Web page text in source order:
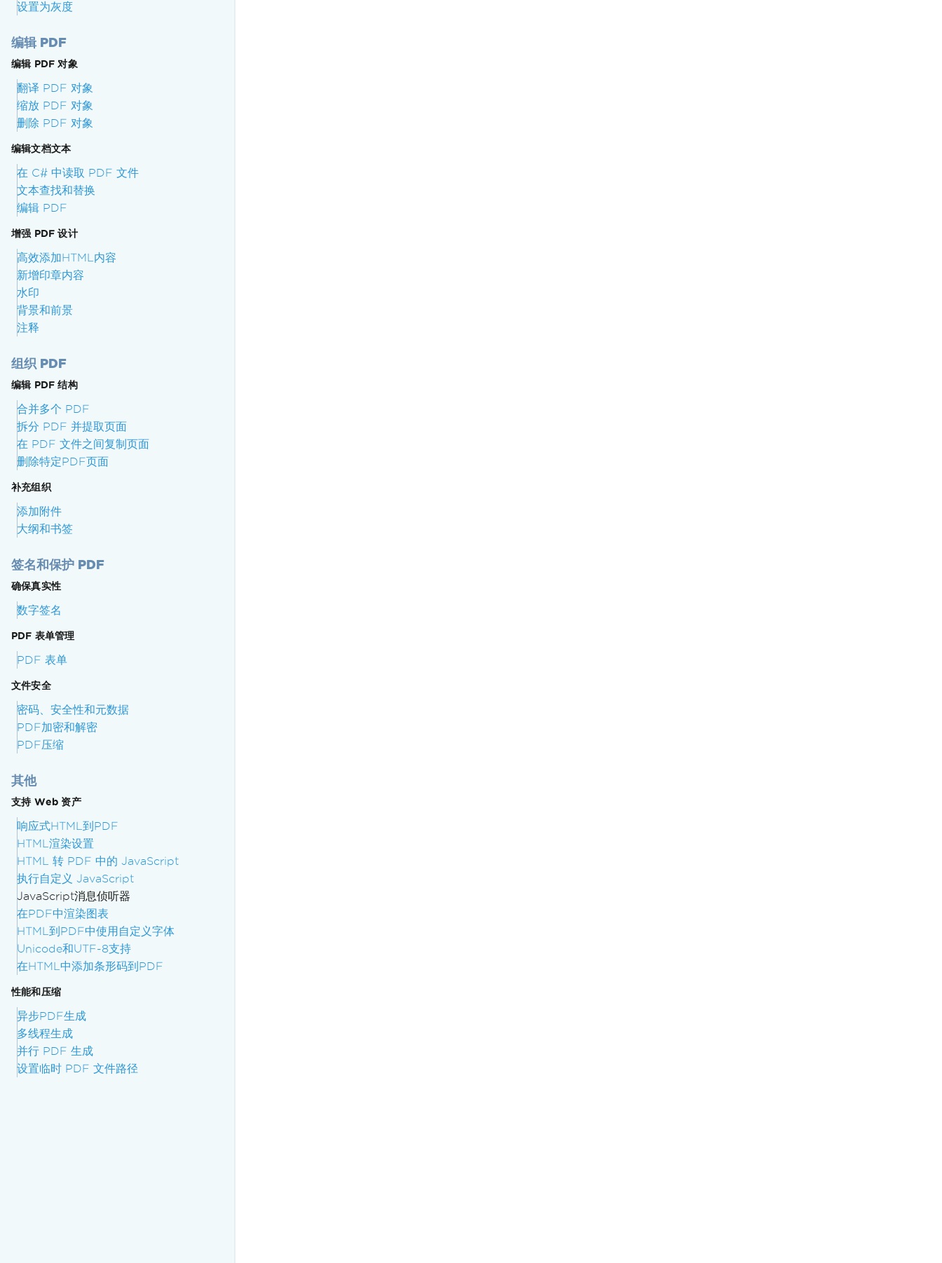
设置为灰度
编辑 PDF
编辑 PDF 对象
翻译 PDF 对象
缩放 PDF 对象
删除 PDF 对象
编辑文档文本
在 C# 中读取 PDF 文件
文本查找和替换
编辑 PDF
增强 PDF 设计
高效添加HTML内容
新增印章内容
水印
背景和前景
注释
组织 PDF
编辑 PDF 结构
合并多个 PDF
拆分 PDF 并提取页面
在 PDF 文件之间复制页面
删除特定PDF页面
补充组织
添加附件
大纲和书签
签名和保护 PDF
确保真实性
数字签名
PDF 表单管理
PDF 表单
文件安全
密码、安全性和元数据
PDF加密和解密
PDF压缩
其他
支持 Web 资产
响应式HTML到PDF
HTML渲染设置
HTML 转 PDF 中的 JavaScript
执行自定义 JavaScript
JavaScript消息侦听器
在PDF中渲染图表
HTML到PDF中使用自定义字体
Unicode和UTF-8支持
在HTML中添加条形码到PDF
性能和压缩
异步PDF生成
多线程生成
并行 PDF 生成
设置临时 PDF 文件路径